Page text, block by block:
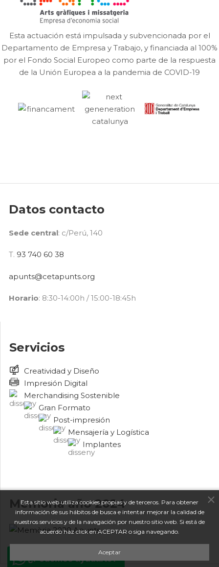
Esta actuación está impulsada y subvencionada por el
Departamento de Empresa y Trabajo, y financiada al 100%
por el Fondo Social Europeo como parte de la respuesta
de la Unión Europea a la pandemia de COVID-19
Datos contacto
Sede central: c/Perú, 140
T. 93 740 60 38
apunts@cetapunts.org
Horario: 8:30-14:00h / 15:00-18:45h
Servicios
Creatividad y Diseño
Impresión Digital
Merchandising Sostenible
Gran Formato
Post-impresión
Mensajería y Logística
Implantes
Memoria año 2024
¿Podemos ayudarte?
Esta sitio web utiliza cookies propias y de terceros. Para obtener
información de sus hábitos de busca e intentar mejorar la calidad de
nuestros servicios y de la navegación por nuestro sitio web. Si está de
acuerdo haz click en ACEPTAR o siga navegando.
Aceptar